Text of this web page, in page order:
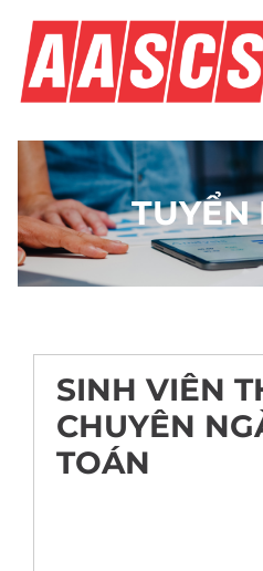
TUYỂN
SINH VIÊN
CHUYÊN
TOÁN